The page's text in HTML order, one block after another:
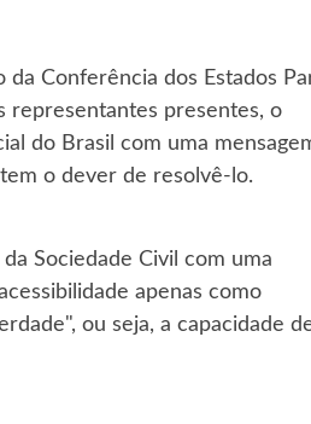
da Conferência dos Estados
representantes presentes, o
do Brasil com uma
o dever de resolvê-lo.
Sociedade Civil com uma
apenas como
ou seja, a capacidade